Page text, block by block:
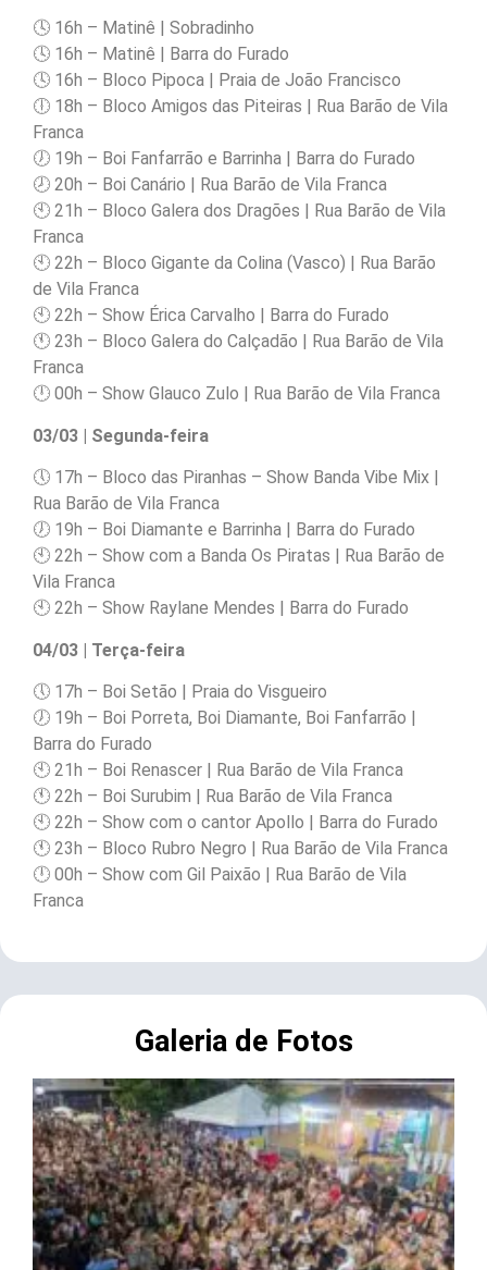
🕓 16h – Matinê | Sobradinho
🕓 16h – Matinê | Barra do Furado
🕓 16h – Bloco Pipoca | Praia de João Francisco
🕕 18h – Bloco Amigos das Piteiras | Rua Barão de Vila
Franca
🕖 19h – Boi Fanfarrão e Barrinha | Barra do Furado
🕗 20h – Boi Canário | Rua Barão de Vila Franca
🕙 21h – Bloco Galera dos Dragões | Rua Barão de Vila
Franca
🕙 22h – Bloco Gigante da Colina (Vasco) | Rua Barão
de Vila Franca
🕙 22h – Show Érica Carvalho | Barra do Furado
🕚 23h – Bloco Galera do Calçadão | Rua Barão de Vila
Franca
🕛 00h – Show Glauco Zulo | Rua Barão de Vila Franca
03/03 | Segunda-feira
🕔 17h – Bloco das Piranhas – Show Banda Vibe Mix |
Rua Barão de Vila Franca
🕖 19h – Boi Diamante e Barrinha | Barra do Furado
🕙 22h – Show com a Banda Os Piratas | Rua Barão de
Vila Franca
🕙 22h – Show Raylane Mendes | Barra do Furado
04/03 | Terça-feira
🕔 17h – Boi Setão | Praia do Visgueiro
🕖 19h – Boi Porreta, Boi Diamante, Boi Fanfarrão |
Barra do Furado
🕙 21h – Boi Renascer | Rua Barão de Vila Franca
🕚 22h – Boi Surubim | Rua Barão de Vila Franca
🕙 22h – Show com o cantor Apollo | Barra do Furado
🕚 23h – Bloco Rubro Negro | Rua Barão de Vila Franca
🕛 00h – Show com Gil Paixão | Rua Barão de Vila
Franca
Galeria de Fotos